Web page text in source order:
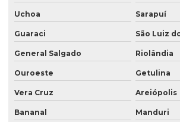
Uchoa Sarapuí
Guaraci São Luiz
General Salgado Riolândia
Ouroeste Getulina
Vera Cruz Areiópolis
Bananal Manduri